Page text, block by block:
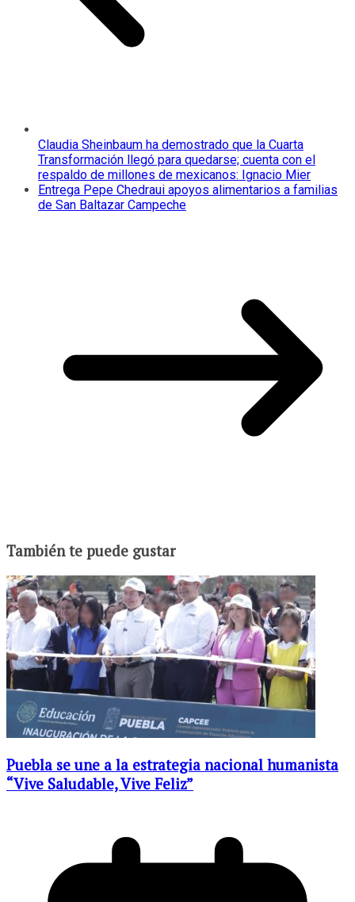
Claudia Sheinbaum ha demostrado que la Cuarta
Transformación llegó para quedarse; cuenta con el
respaldo de millones de mexicanos: Ignacio Mier
Entrega Pepe Chedraui apoyos alimentarios a familias
de San Baltazar Campeche
También te puede gustar
Puebla se une a la estrategia nacional humanista
“Vive Saludable, Vive Feliz”